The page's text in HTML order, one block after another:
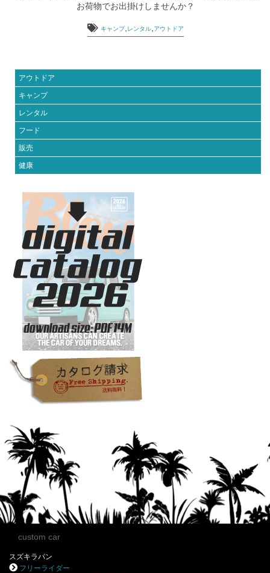
お荷物でお出掛けしませんか？
キャンプ, レンタル, アウトドア
アウトドア
キャンプ
レンタル
フード
販売
健康
custom car
スズキラパン
フリーライダー